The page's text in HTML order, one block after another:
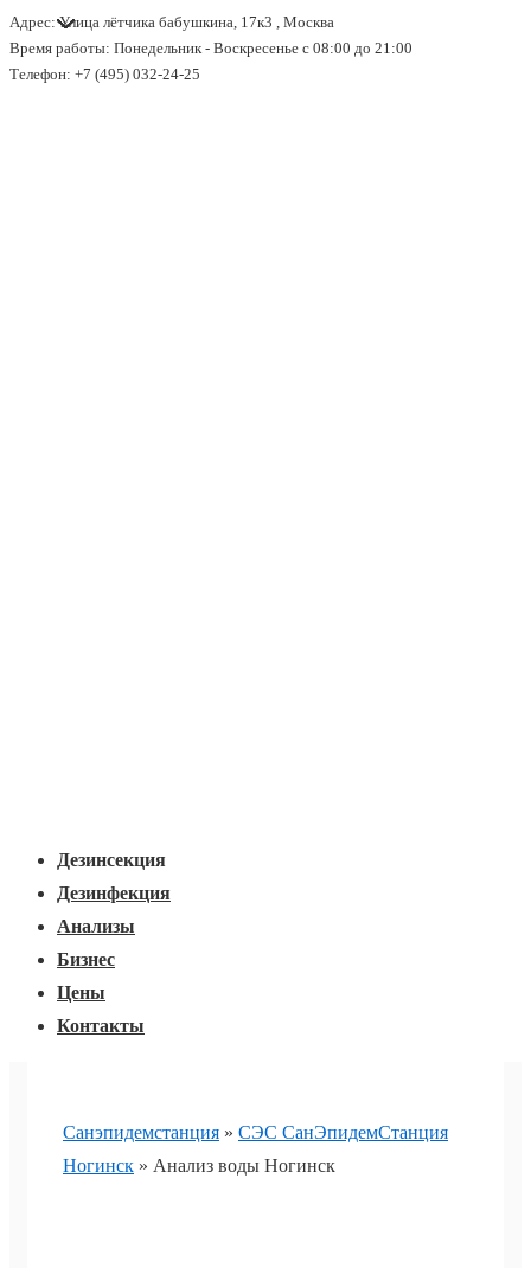
↓
Перейти
Адрес: Улица лётчика бабушкина, 17к3 , Москва
Время работы: Понедельник - Воскресенье с 08:00 до 21:00
Телефон: +7 (495) 032-24-25
навигацияДезинсекция
Дезинфекция
Анализы
Бизнес
Цены
Контакты
Санэпидемстанция » СЭС СанЭпидемСтанция
Ногинск » Анализ воды Ногинск